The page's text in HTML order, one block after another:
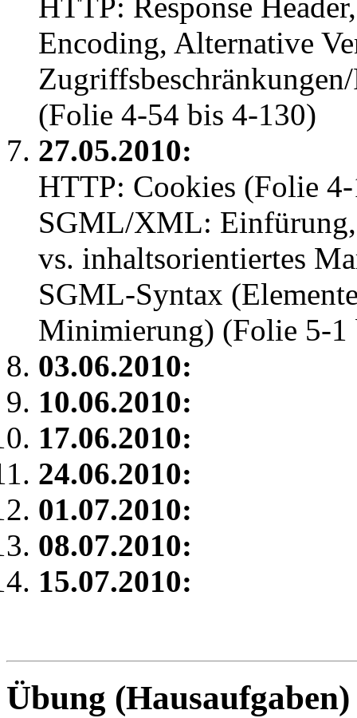
HTTP: Response
Encoding, Alternative
(Folie 4-54 bis 4-130)
27.05.2010:
HTTP: Cookies (Folie
SGML/XML: Einfürung,
vs. inhaltsorientiertes
SGML-Syntax
Minimierung) (Folie 5-1
03.06.2010:
10.06.2010:
17.06.2010:
24.06.2010:
01.07.2010:
08.07.2010:
15.07.2010:
Übung (Hausaufgaben)